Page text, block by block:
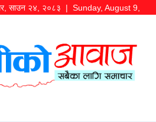
, साउन २४, २०८३ | Sunday, August 9,